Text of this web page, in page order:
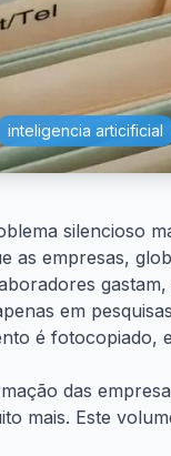
inteligencia articificial
silencioso
as empresas,
em
é fotocopiado,
das
mais. Este